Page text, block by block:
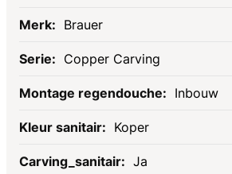
Brauer
Copper Carving
Inbouw
Koper
Ja